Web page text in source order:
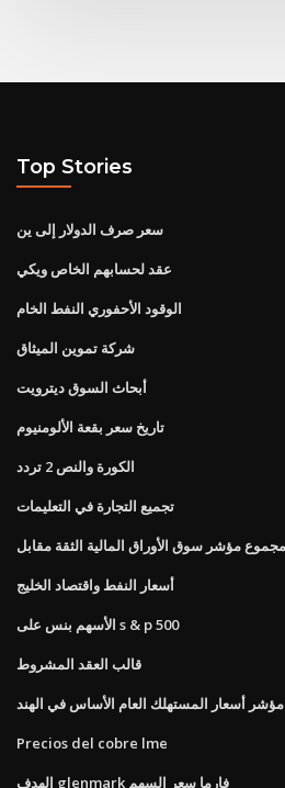
Top Stories
سعر صرف الدولار إلى ين
عقد لحسابهم الخاص ويكي
الوقود الأحفوري النفط الخام
شركة تموين الميثاق
أبحاث السوق ديترويت
تاريخ سعر بقعة الألومنيوم
الكورة والنص 2 تردد
تجميع التجارة في التعليمات
أسعار النفط واقتصاد الخليج
الأسهم بنس على s & p 500
قالب العقد المشروط
مؤشر أسعار المستهلك العام الأساس في الهند
Precios del cobre lme
الهدف glenmark فارما سعر السهم